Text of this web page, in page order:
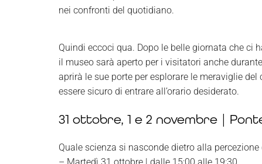
nei confronti del quotidiano.
Quindi eccoci qua. Dopo le belle giornata che ci
il museo sarà aperto per i visitatori anche
aprirà le sue porte per esplorare le meraviglie
essere sicuro di entrare all’orario desiderato.
31 ottobre, 1 e 2 novembre |
Quale scienza si nasconde dietro alla